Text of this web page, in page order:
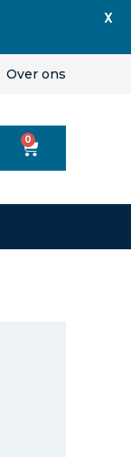
Over ons
0
X